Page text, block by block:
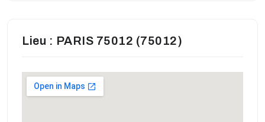
Lieu : PARIS 75012 (75012)